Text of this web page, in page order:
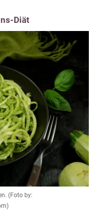
Diät
(Foto by: